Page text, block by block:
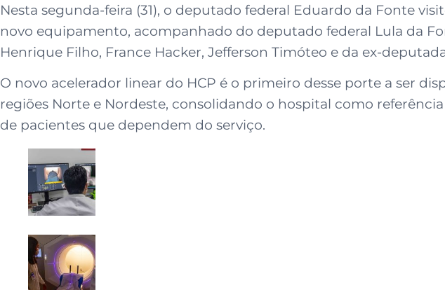
Nesta segunda-feira (31), o deputado federal Eduardo da Fonte
novo equipamento, acompanhado do deputado federal Lula da
Henrique Filho, France Hacker, Jefferson Timóteo e da ex-
O novo acelerador linear do HCP é o primeiro desse porte a ser
regiões Norte e Nordeste, consolidando o hospital como
de pacientes que dependem do serviço.